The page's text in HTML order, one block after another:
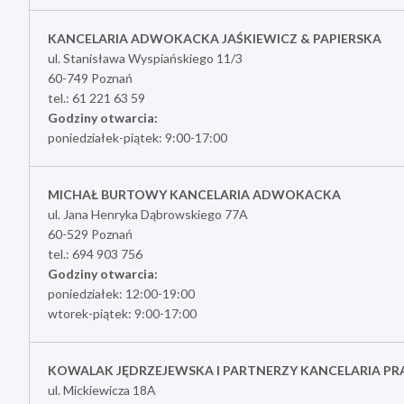
KANCELARIA ADWOKACKA JAŚKIEWICZ & PAPIERSKA
ul. Stanisława Wyspiańskiego 11/3
60-749 Poznań
tel.: 61 221 63 59
Godziny otwarcia:
poniedziałek-piątek: 9:00-17:00
MICHAŁ BURTOWY KANCELARIA ADWOKACKA
ul. Jana Henryka Dąbrowskiego 77A
60-529 Poznań
tel.: 694 903 756
Godziny otwarcia:
poniedziałek: 12:00-19:00
wtorek-piątek: 9:00-17:00
KOWALAK JĘDRZEJEWSKA I PARTNERZY KANCELARIA
ul. Mickiewicza 18A